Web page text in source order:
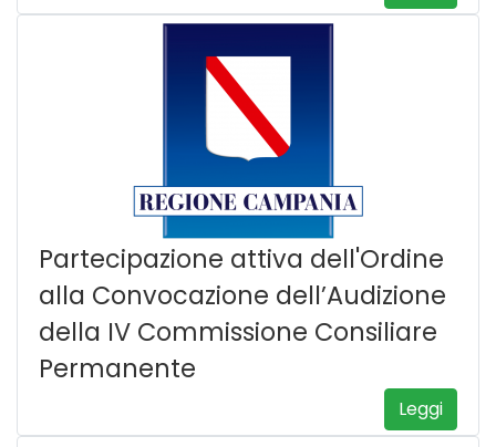
Partecipazione attiva dell'Ordine
alla Convocazione dell’Audizione
della IV Commissione Consiliare
Permanente
Leggi